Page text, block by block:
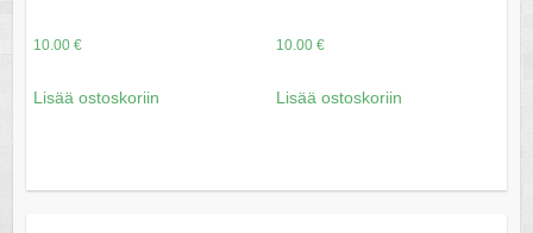
10.00 €
Lisää ostoskoriin
10.00 €
Lisää ostoskoriin